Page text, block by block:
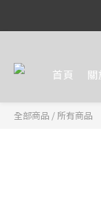
首頁 關
全部商品 / 所有商品